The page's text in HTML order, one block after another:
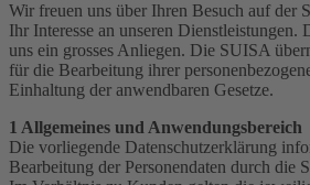
Wir freuen uns über Ihren Besuch auf der
Ihr Interesse an unseren Dienstleistungen.
uns ein grosses Anliegen. Die SUISA
für die Bearbeitung ihrer
Einhaltung der anwendbaren Gesetze.
1 Allgemeines und Anwendungsbereich
Die vorliegende Datenschutzerklärung
Bearbeitung der Personendaten durch die